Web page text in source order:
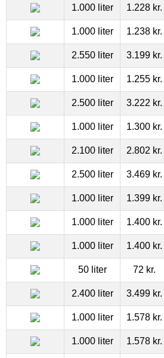
1.000 liter 1.228 kr.
1.000 liter 1.238 kr.
2.550 liter 3.199 kr.
1.000 liter 1.255 kr.
2.500 liter 3.222 kr.
1.000 liter 1.300 kr.
2.100 liter 2.802 kr.
2.500 liter 3.469 kr.
1.000 liter 1.399 kr.
1.000 liter 1.400 kr.
1.000 liter 1.400 kr.
50 liter 72 kr.
2.400 liter 3.499 kr.
1.000 liter 1.578 kr.
1.000 liter 1.578 kr.